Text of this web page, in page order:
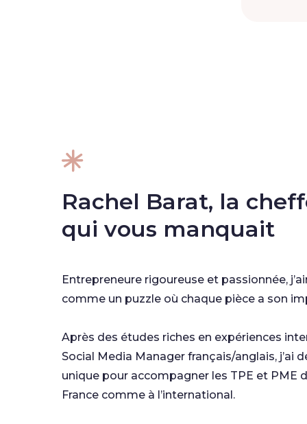
Rachel Barat, la
qui vous manquait
Entrepreneure rigoureuse et passionnée,
comme un puzzle où chaque pièce a son
Après des études riches en expériences
Social Media Manager français/anglais, j’ai
unique pour accompagner les TPE et PME
France comme à l’international.